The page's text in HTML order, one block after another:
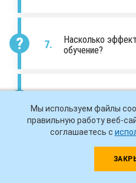
Насколько
обучение?
Мы используем файлы
правильную работу веб-
соглашаетесь с